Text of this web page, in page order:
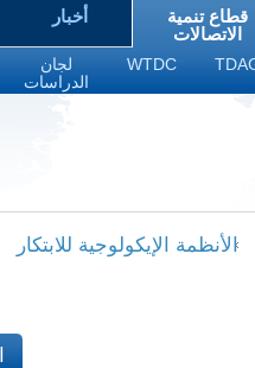
قطاع تنمية
الاتصالات
WTDC
لجان
الدراسات
أخبار
الأنظمة الإيكولوجية للابتكار